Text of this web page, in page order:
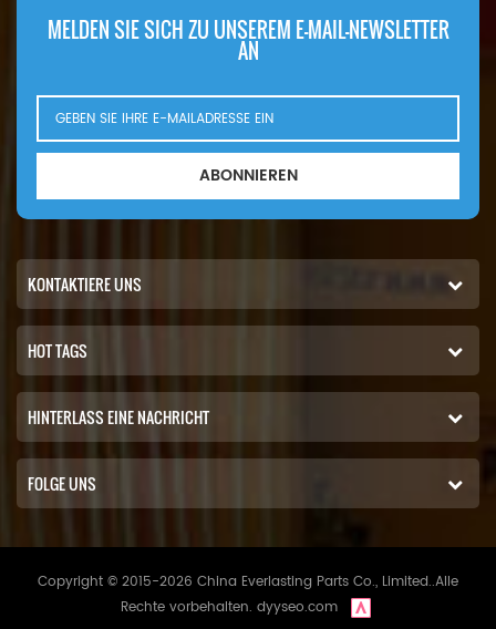
MELDEN SIE SICH ZU UNSEREM E-MAIL-NEWSLETTER
AN
ABONNIEREN
KONTAKTIERE UNS
HOT TAGS
HINTERLASS EINE NACHRICHT
FOLGE UNS
Copyright © 2015-2026 China Everlasting Parts Co., Limited..Alle
Rechte vorbehalten. dyyseo.com